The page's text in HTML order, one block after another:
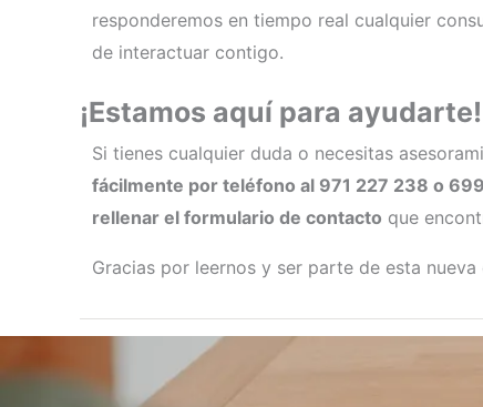
responderemos en tiempo real cualquier
de interactuar contigo.
¡Estamos aquí para ayudarte!
Si tienes cualquier duda o necesitas
fácilmente por teléfono al 971 227 238 o
rellenar el formulario de contacto que
Gracias por leernos y ser parte de esta